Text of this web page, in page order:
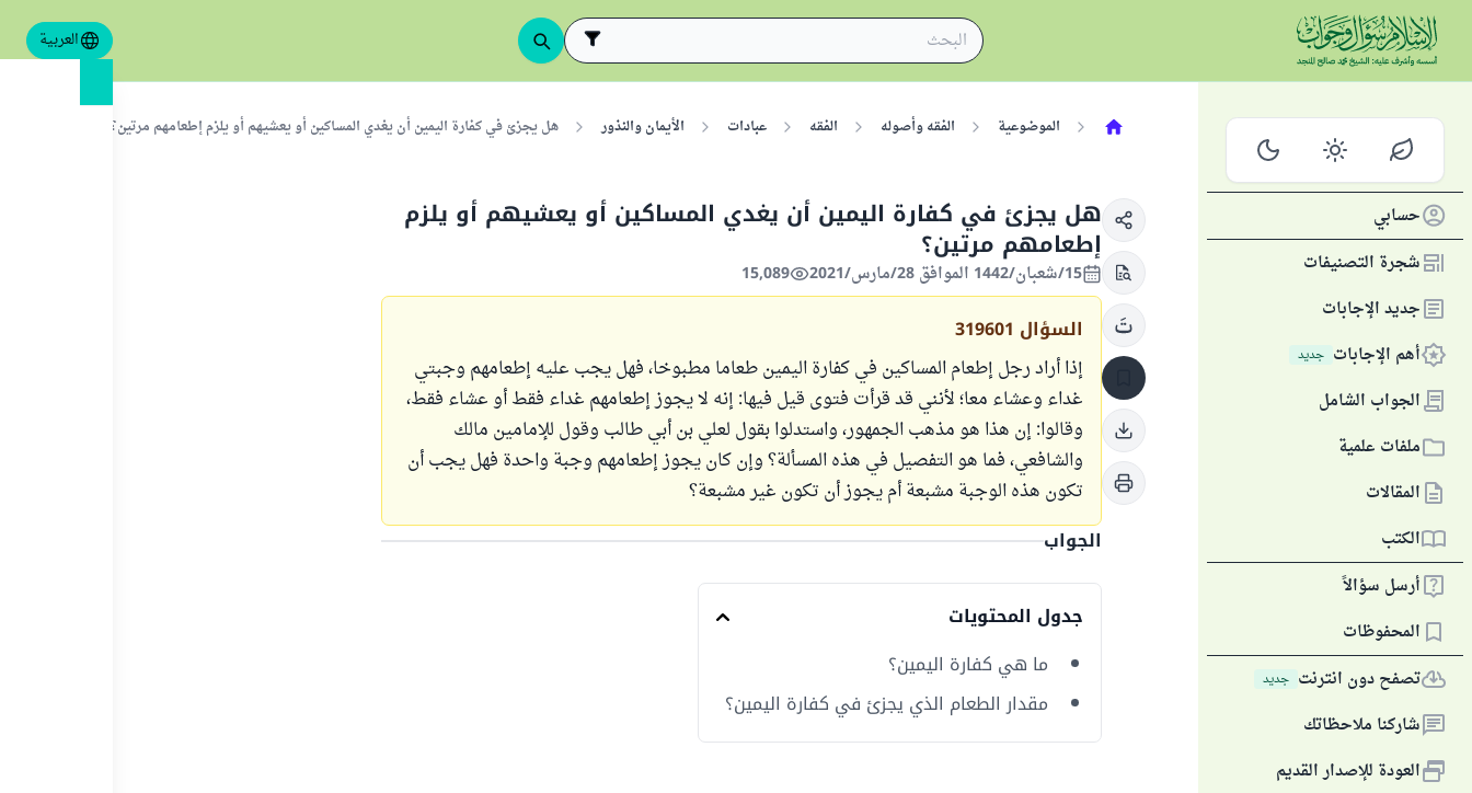
العربية
حسابي
شجرة التصنيفات
جديد الإجابات
أهم الإجابات جديد
الجواب الشامل
ملفات علمية
المقالات
الكتب
أرسل سؤالاً
المحفوظات
تصفح دون انترنت جديد
شاركنا ملاحظاتك
العودة للإصدار القديم
الموضوعية الفقه وأصوله الفقه عبادات الأيمان والنذور هل يجزئ في كفارة اليمين أن يغدي المساكين أو يعشيهم أو يلزم إطعامهم مرتين؟
هل يجزئ في كفارة اليمين أن يغدي المساكين أو يعشيهم أو يلزم
إطعامهم مرتين؟
15/شعبان/1442 الموافق 28/مارس/2021 15,089
السؤال 319601
إذا أراد رجل إطعام المساكين في كفارة اليمين طعاما مطبوخا، فهل يجب عليه إطعامهم وجبتي
غداء وعشاء معا؛ لأنني قد قرأت فتوى قيل فيها: إنه لا يجوز إطعامهم غداء فقط أو عشاء فقط،
وقالوا: إن هذا هو مذهب الجمهور، واستدلوا بقول لعلي بن أبي طالب وقول للإمامين مالك
والشافعي، فما هو التفصيل في هذه المسألة؟ وإن كان يجوز إطعامهم وجبة واحدة فهل يجب أن
تكون هذه الوجبة مشبعة أم يجوز أن تكون غير مشبعة؟
الجواب
جدول المحتويات
ما هي كفارة اليمين؟
مقدار الطعام الذي يجزئ في كفارة اليمين؟